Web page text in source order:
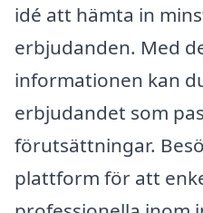
idé att hämta in
erbjudanden. Med
informationen kan
erbjudandet som
förutsättningar.
plattform för att